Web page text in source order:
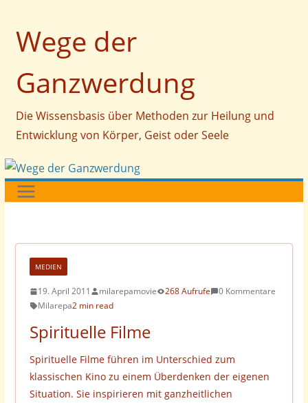
Inhalt
springen
Wege der
Ganzwerdung
Die Wissensbasis über Methoden zur Heilung und
Entwicklung von Körper, Geist oder Seele
MEDIEN
19. April 2011 milarepamovie 268 Aufrufe
0 Kommentare
Milarepa2 min read
Spirituelle Filme
Spirituelle Filme führen im Unterschied zum
klassischen Kino zu einem Überdenken der eigenen
Situation. Sie inspirieren mit ganzheitlichen